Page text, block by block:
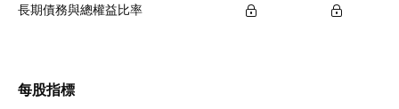
長期債務與總權益比率
每股指標